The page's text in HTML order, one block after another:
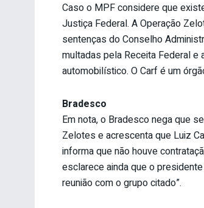
Caso o MPF considere que
Justiça Federal. A Operação
sentenças do Conselho
multadas pela Receita Federal
automobilístico. O Carf é um
Bradesco
Em nota, o Bradesco nega que
Zelotes e acrescenta que Luiz
informa que não houve
esclarece ainda que o
reunião com o grupo citado”.